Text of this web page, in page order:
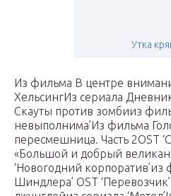
Утка
Из фильма В центре
ХельсингИз сериала
Скауты против зомбииз
невыполнима’Из фильма
пересмешница. Часть 2OST
«Большой и добрый
‘Новогодний корпоратив’из
Шиндлера’ OST